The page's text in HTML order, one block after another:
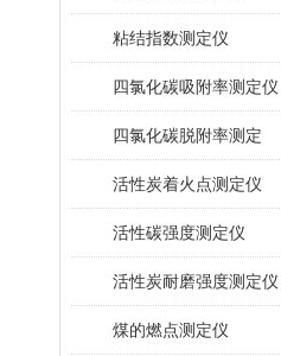
粘结指数测定仪
四氯化碳吸附率测定仪
四氯化碳脱附率测定
活性炭着火点测定仪
活性碳强度测定仪
活性炭耐磨强度测定仪
煤的燃点测定仪